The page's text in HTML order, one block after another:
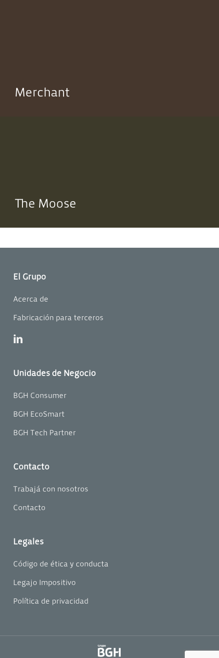
Merchant
The Moose
El Grupo
Acerca de
Fabricación para terceros
linkedin
Unidades de Negocio
BGH Consumer
BGH EcoSmart
BGH Tech Partner
Contacto
Trabajá con nosotros
Contacto
Legales
Código de ética y conducta
Legajo Impositivo
Política de privacidad